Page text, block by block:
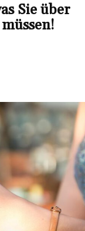
Sie über